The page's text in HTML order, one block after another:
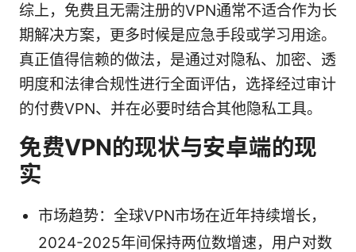
综上，免费且无需注册的VPN通常不适合作为长
期解决方案，更多时候是应急手段或学习用途。
真正值得信赖的做法，是通过对隐私、加密、透
明度和法律合规性进行全面评估，选择经过审计
的付费VPN、并在必要时结合其他隐私工具。
免费VPN的现状与安卓端的现
实
市场趋势：全球VPN市场在近年持续增长，
2024-2025年间保持两位数增速，用户对数